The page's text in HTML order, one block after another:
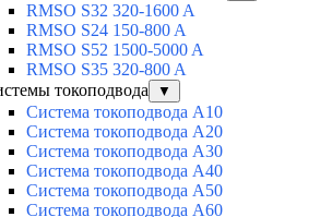
RMSO S32 320-1600 A
RMSO S24 150-800 A
RMSO S52 1500-5000 A
RMSO S35 320-800 A
токоподвода
▼
Система токоподвода А10
Система токоподвода А20
Система токоподвода А30
Система токоподвода А40
Система токоподвода А50
Система токоподвода А60